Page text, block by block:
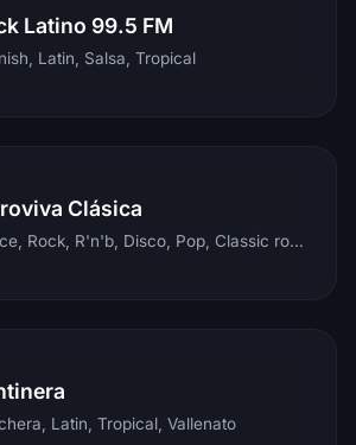
Latino 99.5 FM
Latin, Salsa, Tropical
Clásica
Dance, Rock, R'n'b, Disco, Pop, Classic rock, Techno, Reggae
Latin, Tropical, Vallenato